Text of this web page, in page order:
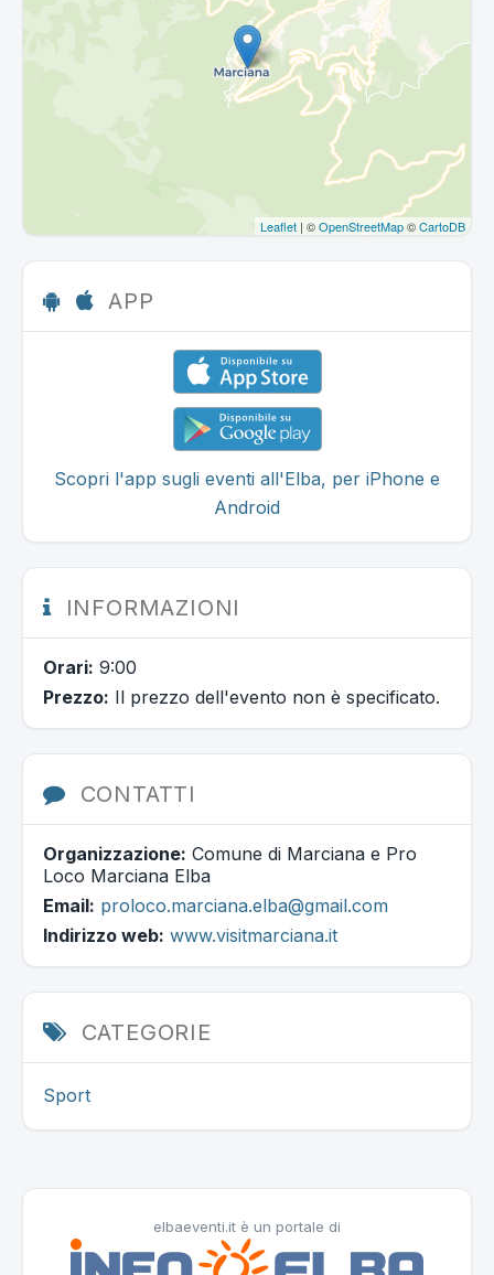
Leaflet | ©OpenStreetMap©CartoDB
APP
Scopri l'app sugli eventi all'Elba, per iPhone e
Android
INFORMAZIONI
Orari: 9:00
Prezzo: Il prezzo dell'evento non è specificato.
CONTATTI
Organizzazione: Comune di Marciana e Pro
Loco Marciana Elba
Email: proloco.marciana.elba@gmail.com
Indirizzo web: www.visitmarciana.it
CATEGORIE
Sport
elbaeventi.it è un portale di